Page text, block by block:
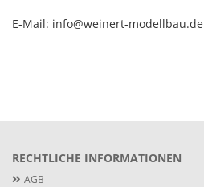
E-Mail: info@weinert-modellbau.de
RECHTLICHE INFORMATIONEN
AGB